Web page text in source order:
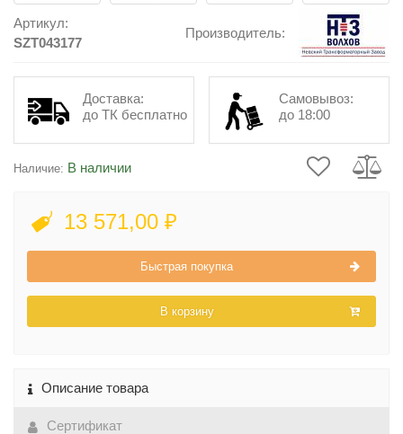
Артикул:
SZT043177
Производитель:
Доставка:
до ТК бесплатно
Самовывоз:
до 18:00
Наличие: В наличии
13 571,00 ₽
Быстрая покупка
В корзину
Описание товара
Сертификат